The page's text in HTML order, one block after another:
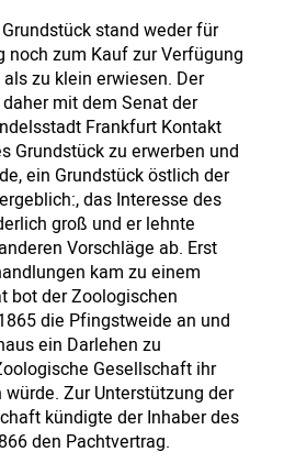
stand weder für
noch zum Kauf zur Verfügung
zu klein erwiesen. Der
mit dem Senat der
Frankfurt Kontakt
Grundstück zu erwerben und
ein Grundstück östlich der
das Interesse des
groß und er lehnte
Vorschläge ab. Erst
kam zu einem
bot der Zoologischen
die Pfingstweide an und
ein Darlehen zu
Gesellschaft ihr
Zur Unterstützung der
kündigte der Inhaber des
den Pachtvertrag.